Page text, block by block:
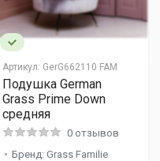
Артикул: GerG662110 FAM
Подушка German
Grass Prime Down
средняя
0 отзывов
Бренд: Grass Familie